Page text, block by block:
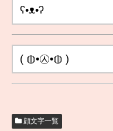
顔文字一覧